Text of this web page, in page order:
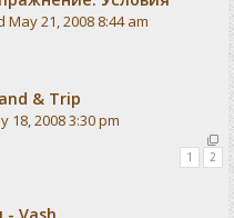
May 21, 2008 8:44 am
& Trip
18, 2008 3:30 pm
1 2
Vash